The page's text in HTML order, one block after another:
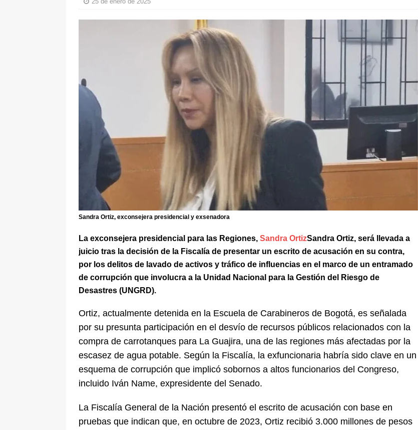
Espriella: tradición, simbolismo y el arte de un sastre colombiano reconocido en el mundo
Sandra Ortiz, exconsejera presidencial y exsenadora
La exconsejera presidencial para las Regiones, Sandra OrtizSandra Ortiz, será llevada a
juicio tras la decisión de la Fiscalía de presentar un escrito de acusación en su contra,
por los delitos de lavado de activos y tráfico de influencias en el marco de un entramado
de corrupción que involucra a la Unidad Nacional para la Gestión del Riesgo de
Desastres (UNGRD).
Ortiz, actualmente detenida en la Escuela de Carabineros de Bogotá, es señalada
por su presunta participación en el desvío de recursos públicos relacionados con la
compra de carrotanques para La Guajira, una de las regiones más afectadas por la
escasez de agua potable. Según la Fiscalía, la exfuncionaria habría sido clave en un
esquema de corrupción que implicó sobornos a altos funcionarios del Congreso,
incluido Iván Name, expresidente del Senado.
La Fiscalía General de la Nación presentó el escrito de acusación con base en
pruebas que indican que, en octubre de 2023, Ortiz recibió 3.000 millones de pesos